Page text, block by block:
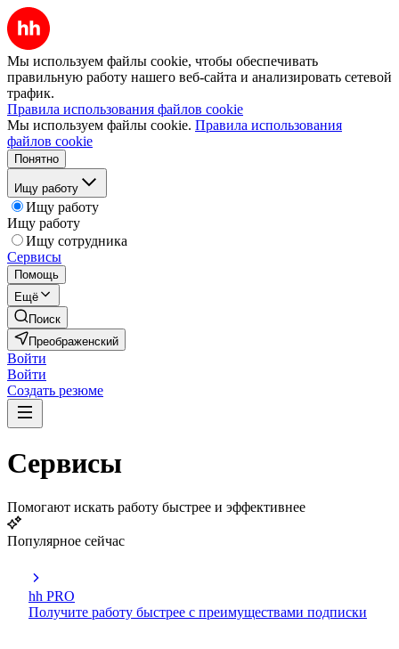
Мы используем файлы cookie, чтобы обеспечивать
правильную работу нашего веб-сайта и анализировать сетевой
трафик.
Правила использования файлов cookie
Мы используем файлы cookie. Правила использования
файлов cookie
Понятно
Ищу работу
Ищу работу
Ищу работу
Ищу сотрудника
Сервисы
Помощь
Ещё
Поиск
Преображенский
Войти
Войти
Создать резюме
Сервисы
Помогают искать работу быстрее и эффективнее
Популярное сейчас
hh PRO
Получите работу быстрее с преимуществами подписки